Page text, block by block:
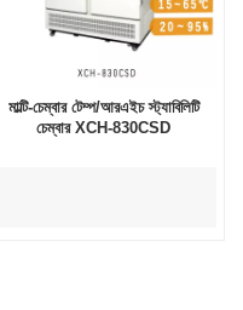
মাল্টি-চেম্বার টেম্প/আরএইচ স্ট্যাবিলিটি
চেম্বার XCH-830CSD